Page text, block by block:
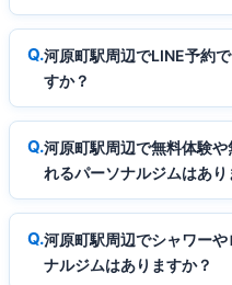
河原町駅周辺でLINE予約
すか？
河原町駅周辺で無料体験
れるパーソナルジムはあり
河原町駅周辺でシャワー
ナルジムはありますか？